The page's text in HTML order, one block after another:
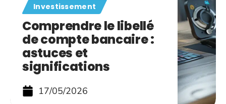
Investissement
Comprendre le libellé
de compte bancaire :
astuces et
significations
17/05/2026